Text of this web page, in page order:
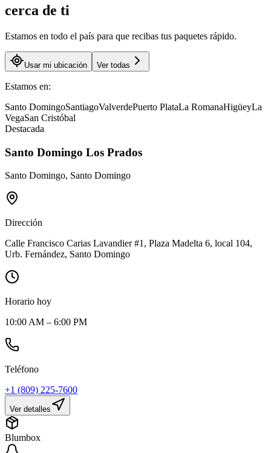
cerca de ti
Estamos en todo el país para que recibas tus paquetes rápido.
Usar mi ubicación Ver todas
Estamos en:
Santo DomingoSantiagoValverdePuerto PlataLa RomanaHigüeyLa
VegaSan Cristóbal
Destacada
Santo Domingo Los Prados
Santo Domingo, Santo Domingo
Dirección
Calle Francisco Carias Lavandier #1, Plaza Madelta 6, local 104,
Urb. Fernández, Santo Domingo
Horario hoy
10:00 AM – 6:00 PM
Teléfono
+1 (809) 225-7600
Ver detalles
Blumbox